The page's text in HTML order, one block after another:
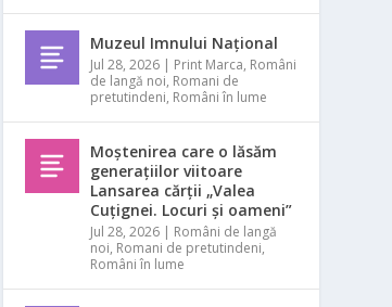
Muzeul Imnului Național
Jul 28, 2026 | Print Marca, Români
de langă noi, Romani de
pretutindeni, Români în lume
Moștenirea care o lăsăm
generațiilor viitoare
Lansarea cărții „Valea
Cuțignei. Locuri și oameni”
Jul 28, 2026 | Români de langă
noi, Romani de pretutindeni,
Români în lume